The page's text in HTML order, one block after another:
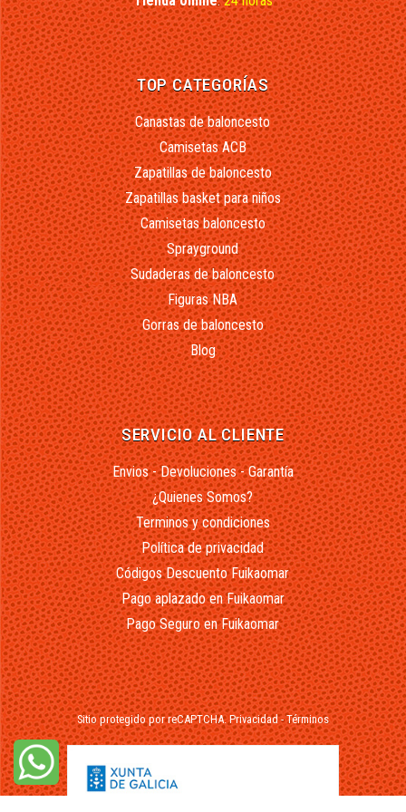
TOP CATEGORÍAS
Canastas de baloncesto
Camisetas ACB
Zapatillas de baloncesto
Zapatillas basket para niños
Camisetas baloncesto
Sprayground
Sudaderas de baloncesto
Figuras NBA
Gorras de baloncesto
Blog
SERVICIO AL CLIENTE
Envios - Devoluciones - Garantía
¿Quienes Somos?
Terminos y condiciones
Política de privacidad
Códigos Descuento Fuikaomar
Pago aplazado en Fuikaomar
Pago Seguro en Fuikaomar
Sitio protegido por reCAPTCHA.Privacidad-Términos